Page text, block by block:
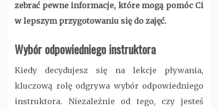
zebrać pewne informacje, które mogą pomóc Ci
w lepszym przygotowaniu się do zajęć.
Wybór odpowiedniego instruktora
Kiedy decydujesz się na lekcje pływania,
kluczową rolę odgrywa wybór odpowiedniego
instruktora. Niezależnie od tego, czy jesteś